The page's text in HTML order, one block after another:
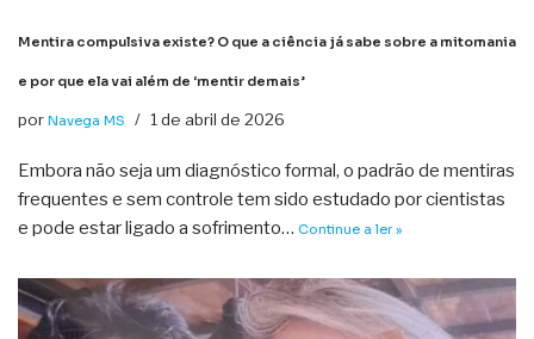
Mentira compulsiva existe? O que a ciência já sabe sobre a mitomania
e por que ela vai além de ‘mentir demais’
por Navega MS 1 de abril de 2026
Embora não seja um diagnóstico formal, o padrão de mentiras
frequentes e sem controle tem sido estudado por cientistas
e pode estar ligado a sofrimento… Continue a ler »